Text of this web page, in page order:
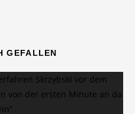
GEFALLEN